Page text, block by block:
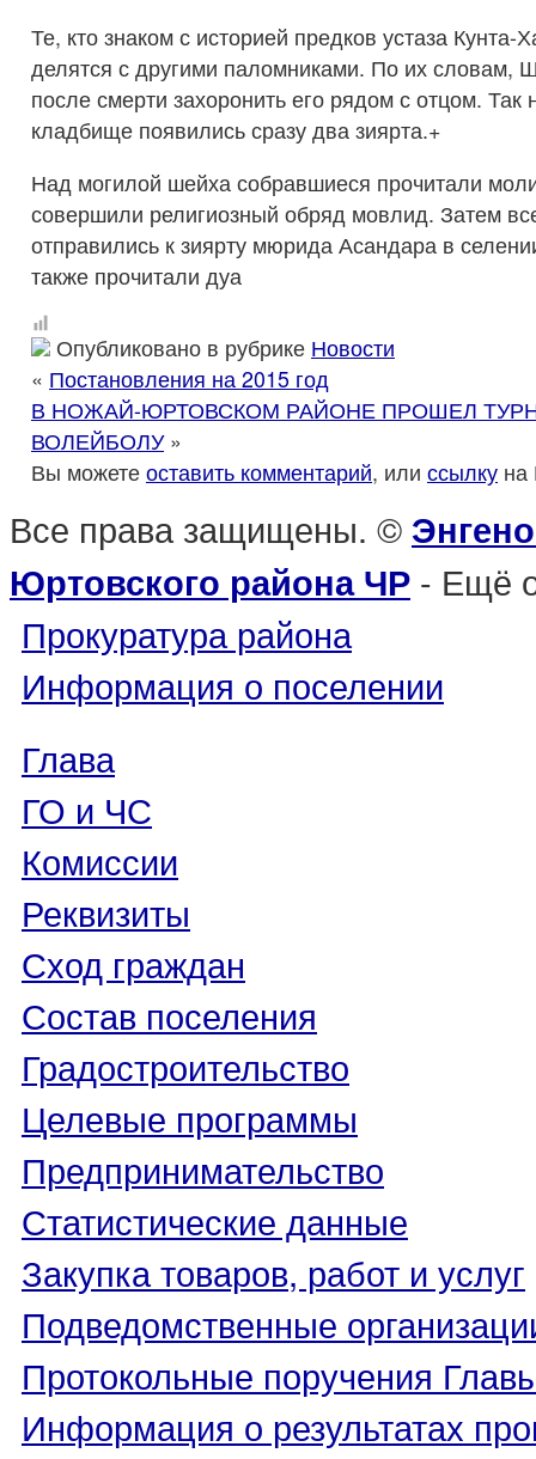
Те, кто знаком с историей предков устаза
делятся с другими паломниками. По их словам,
после смерти захоронить его рядом с отцом. Так
кладбище появились сразу два зиярта.+
Над могилой шейха собравшиеся прочитали
совершили религиозный обряд мовлид. Затем
отправились к зиярту мюрида Асандара в
также прочитали дуа
Опубликовано в рубрике Новости
« Постановления на 2015 год
В НОЖАЙ-ЮРТОВСКОМ РАЙОНЕ ПРОШЕЛ
ВОЛЕЙБОЛУ»
Вы можете оставить комментарий, или ссылку на
Все права защищены. ©
Юртовского района ЧР - Ещё
Прокуратура района
Информация о поселении
Глава
ГО и ЧС
Комиссии
Реквизиты
Сход граждан
Состав поселения
Градостроительство
Целевые программы
Предпринимательство
Статистические данные
Закупка товаров, работ и услуг
Подведомственные
Протокольные поручения
Информация о результатах